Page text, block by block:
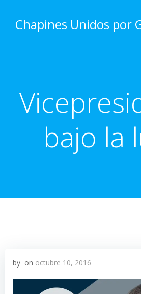
Chapines Unidos por
bajo la
by on octubre 10, 2016